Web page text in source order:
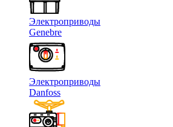
Электроприводы
Genebre
Электроприводы
Danfoss